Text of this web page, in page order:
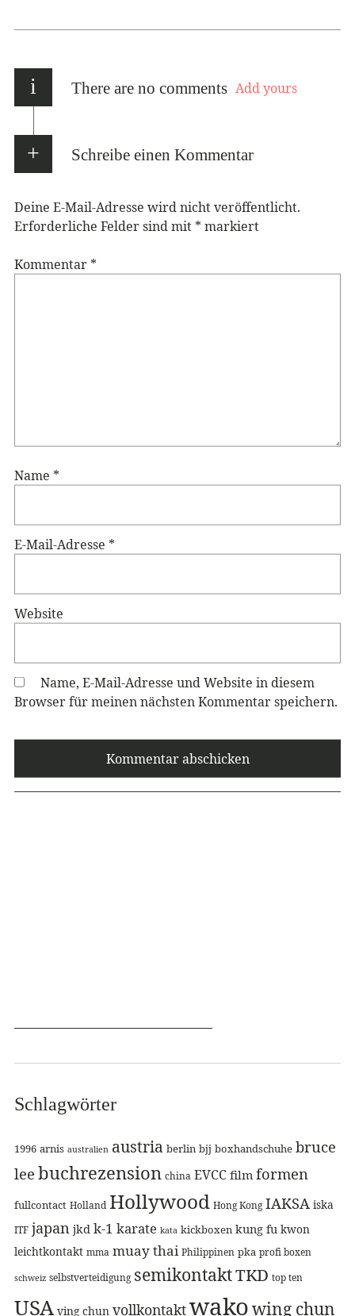
i There are no comments Add yours
Schreibe einen Kommentar
Deine E-Mail-Adresse wird nicht veröffentlicht.
Erforderliche Felder sind mit * markiert
Kommentar *
Name *
E-Mail-Adresse *
Website
Name, E-Mail-Adresse und Website in diesem
Browser für meinen nächsten Kommentar speichern.
Schlagwörter
1996 arnis australien austria berlin bjj boxhandschuhe bruce
lee buchrezension china EVCC film formen
fullcontact Holland Hollywood Hong Kong IAKSA iska
ITF japan jkd k-1 karate kata kickboxen kung fu kwon
leichtkontakt mma muay thai Philippinen pka profi boxen
schweiz selbstverteidigung semikontaktTKD top ten
USA ving chun vollkontaktwakowing chun